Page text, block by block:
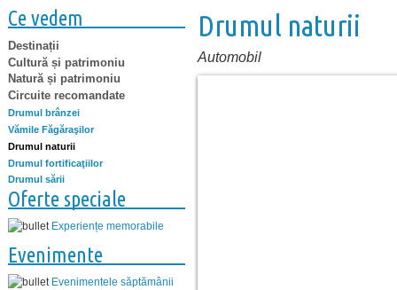
Ce vedem
Destinații
Cultură și patrimoniu
Natură și patrimoniu
Circuite recomandate
Drumul brânzei
Vămile Făgăraşilor
Drumul naturii
Drumul fortificaţiilor
Drumul sării
Oferte speciale
Experiențe memorabile
Evenimente
Evenimentele săptămânii
Drumul naturii
Automobil